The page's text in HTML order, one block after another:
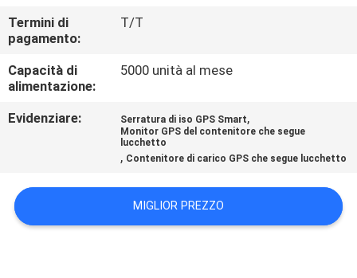
CONTATTICI
RICHIEDA
CITAZIONE
MAPPA
DEL
SITO
Termini di
pagamento:
T/T
Capacità di
alimentazione:
5000 unità al mese
Evidenziare: Serratura di iso GPS Smart,
Monitor GPS del contenitore che segue
lucchetto
, Contenitore di carico GPS che segue lucchetto
MIGLIOR PREZZO